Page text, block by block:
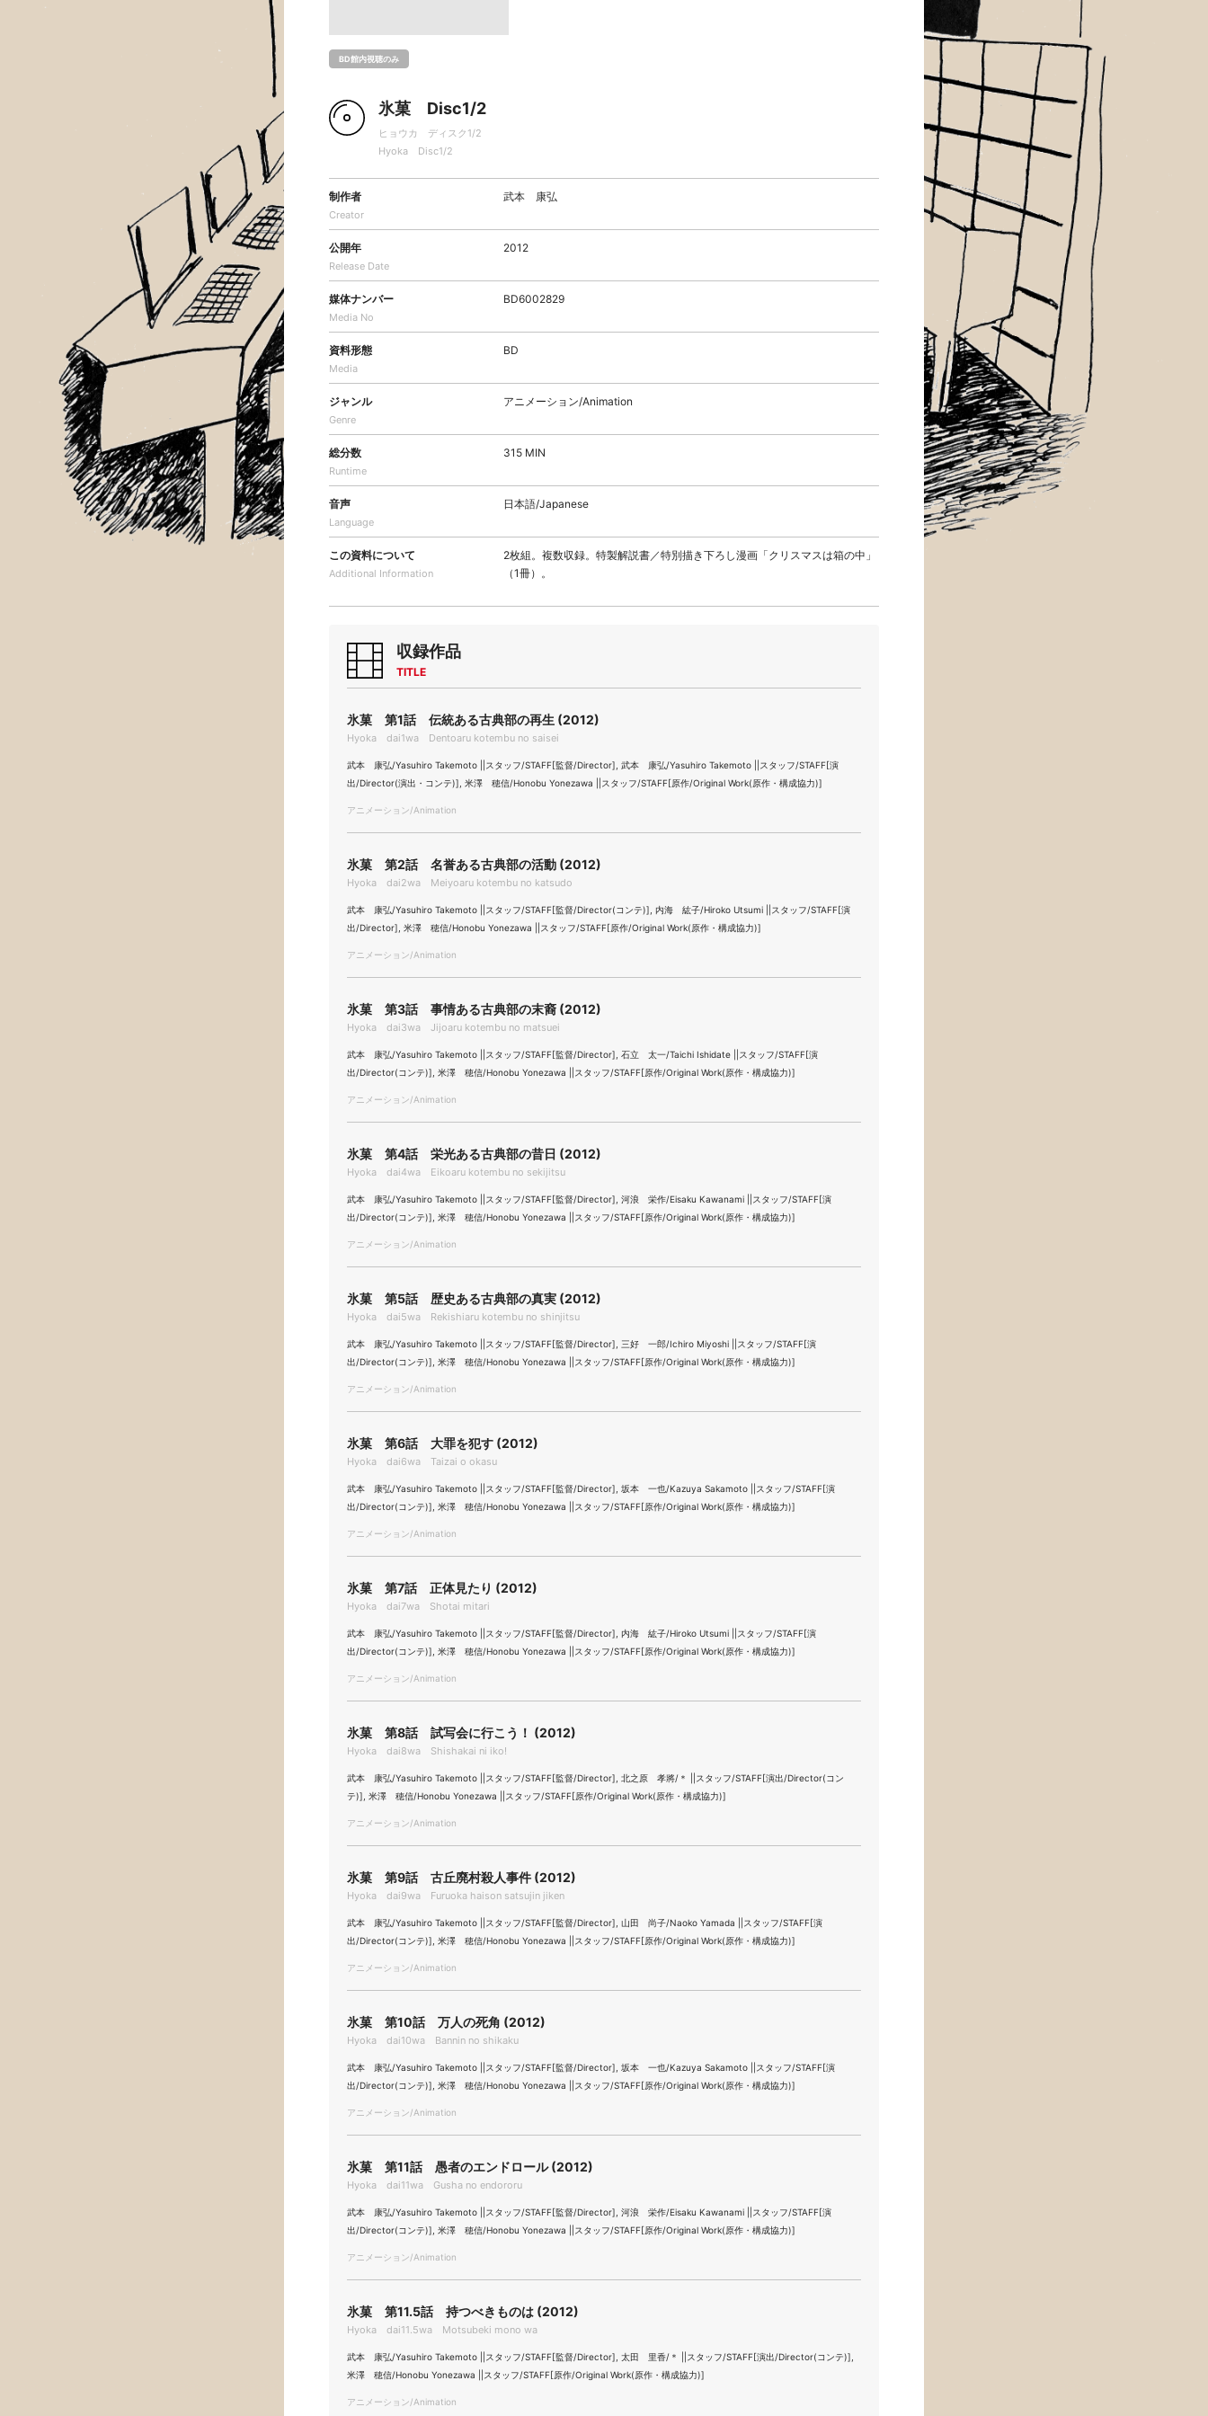
BD館内視聴のみ
氷菓 Disc1/2
ヒョウカ ディスク1/2
Hyoka Disc1/2
制作者
Creator
武本 康弘
公開年
Release Date
2012
媒体ナンバー
Media No
BD6002829
資料形態
Media
BD
ジャンル
Genre
アニメーション/Animation
総分数
Runtime
315 MIN
音声
Language
日本語/Japanese
この資料について
Additional Information
2枚組。複数収録。特製解説書／特別描き下ろし漫画「クリスマスは箱の中」
（1冊）。
収録作品
TITLE
氷菓 第1話 伝統ある古典部の再生 (2012)
Hyoka dai1wa Dentoaru kotembu no saisei
武本 康弘/Yasuhiro Takemoto ||スタッフ/STAFF[監督/Director], 武本 康弘/Yasuhiro Takemoto ||スタッフ/STAFF[演
出/Director(演出・コンテ)], 米澤 穂信/Honobu Yonezawa ||スタッフ/STAFF[原作/Original Work(原作・構成協力)]
アニメーション/Animation
氷菓 第2話 名誉ある古典部の活動 (2012)
Hyoka dai2wa Meiyoaru kotembu no katsudo
武本 康弘/Yasuhiro Takemoto ||スタッフ/STAFF[監督/Director(コンテ)], 内海 紘子/Hiroko Utsumi ||スタッフ/STAFF[演
出/Director], 米澤 穂信/Honobu Yonezawa ||スタッフ/STAFF[原作/Original Work(原作・構成協力)]
アニメーション/Animation
氷菓 第3話 事情ある古典部の末裔 (2012)
Hyoka dai3wa Jijoaru kotembu no matsuei
武本 康弘/Yasuhiro Takemoto ||スタッフ/STAFF[監督/Director], 石立 太一/Taichi Ishidate ||スタッフ/STAFF[演
出/Director(コンテ)], 米澤 穂信/Honobu Yonezawa ||スタッフ/STAFF[原作/Original Work(原作・構成協力)]
アニメーション/Animation
氷菓 第4話 栄光ある古典部の昔日 (2012)
Hyoka dai4wa Eikoaru kotembu no sekijitsu
武本 康弘/Yasuhiro Takemoto ||スタッフ/STAFF[監督/Director], 河浪 栄作/Eisaku Kawanami ||スタッフ/STAFF[演
出/Director(コンテ)], 米澤 穂信/Honobu Yonezawa ||スタッフ/STAFF[原作/Original Work(原作・構成協力)]
アニメーション/Animation
氷菓 第5話 歴史ある古典部の真実 (2012)
Hyoka dai5wa Rekishiaru kotembu no shinjitsu
武本 康弘/Yasuhiro Takemoto ||スタッフ/STAFF[監督/Director], 三好 一郎/Ichiro Miyoshi ||スタッフ/STAFF[演
出/Director(コンテ)], 米澤 穂信/Honobu Yonezawa ||スタッフ/STAFF[原作/Original Work(原作・構成協力)]
アニメーション/Animation
氷菓 第6話 大罪を犯す (2012)
Hyoka dai6wa Taizai o okasu
武本 康弘/Yasuhiro Takemoto ||スタッフ/STAFF[監督/Director], 坂本 一也/Kazuya Sakamoto ||スタッフ/STAFF[演
出/Director(コンテ)], 米澤 穂信/Honobu Yonezawa ||スタッフ/STAFF[原作/Original Work(原作・構成協力)]
アニメーション/Animation
氷菓 第7話 正体見たり (2012)
Hyoka dai7wa Shotai mitari
武本 康弘/Yasuhiro Takemoto ||スタッフ/STAFF[監督/Director], 内海 紘子/Hiroko Utsumi ||スタッフ/STAFF[演
出/Director(コンテ)], 米澤 穂信/Honobu Yonezawa ||スタッフ/STAFF[原作/Original Work(原作・構成協力)]
アニメーション/Animation
氷菓 第8話 試写会に行こう！ (2012)
Hyoka dai8wa Shishakai ni iko!
武本 康弘/Yasuhiro Takemoto ||スタッフ/STAFF[監督/Director], 北之原 孝將/＊ ||スタッフ/STAFF[演出/Director(コン
テ)], 米澤 穂信/Honobu Yonezawa ||スタッフ/STAFF[原作/Original Work(原作・構成協力)]
アニメーション/Animation
氷菓 第9話 古丘廃村殺人事件 (2012)
Hyoka dai9wa Furuoka haison satsujin jiken
武本 康弘/Yasuhiro Takemoto ||スタッフ/STAFF[監督/Director], 山田 尚子/Naoko Yamada ||スタッフ/STAFF[演
出/Director(コンテ)], 米澤 穂信/Honobu Yonezawa ||スタッフ/STAFF[原作/Original Work(原作・構成協力)]
アニメーション/Animation
氷菓 第10話 万人の死角 (2012)
Hyoka dai10wa Bannin no shikaku
武本 康弘/Yasuhiro Takemoto ||スタッフ/STAFF[監督/Director], 坂本 一也/Kazuya Sakamoto ||スタッフ/STAFF[演
出/Director(コンテ)], 米澤 穂信/Honobu Yonezawa ||スタッフ/STAFF[原作/Original Work(原作・構成協力)]
アニメーション/Animation
氷菓 第11話 愚者のエンドロール (2012)
Hyoka dai11wa Gusha no endororu
武本 康弘/Yasuhiro Takemoto ||スタッフ/STAFF[監督/Director], 河浪 栄作/Eisaku Kawanami ||スタッフ/STAFF[演
出/Director(コンテ)], 米澤 穂信/Honobu Yonezawa ||スタッフ/STAFF[原作/Original Work(原作・構成協力)]
アニメーション/Animation
氷菓 第11.5話 持つべきものは (2012)
Hyoka dai11.5wa Motsubeki mono wa
武本 康弘/Yasuhiro Takemoto ||スタッフ/STAFF[監督/Director], 太田 里香/＊ ||スタッフ/STAFF[演出/Director(コンテ)],
米澤 穂信/Honobu Yonezawa ||スタッフ/STAFF[原作/Original Work(原作・構成協力)]
アニメーション/Animation